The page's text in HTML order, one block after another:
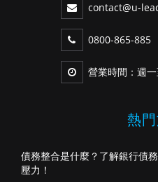
contact@u-
0800-865-885
營業時間：週
熱
債務整合是什麼？了解銀行債
壓力！